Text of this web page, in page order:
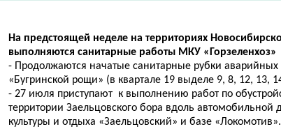
​На предстоящей неделе на территориях
выполняются санитарные работы МКУ «Горзеленхоз»
- Продолжаются начатые санитарные рубки аварийных
«Бугринской рощи» (в квартале 19 выделе 9, 8, 12, 13,
- 27 июля приступают к выполнению работ по
территории Заельцовского бора вдоль автомобильной
культуры и отдыха «Заельцовский» и базе «Локомотив».